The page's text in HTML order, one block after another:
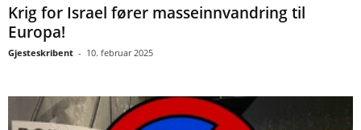
Krig for Israel fører masseinnvandring til
Europa!
Gjesteskribent - 10. februar 2025